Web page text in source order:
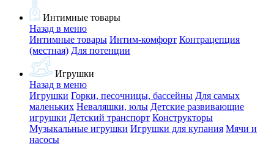
Интимные товары
Назад в меню
Интимные товары Интим-комфорт Контрацепция
(местная) Для потенции
Игрушки
Назад в меню
Игрушки Горки, песочницы, бассейны Для самых
маленьких Неваляшки, юлы Детские развивающие
игрушки Детский транспорт Конструкторы
Музыкальные игрушки Игрушки для купания Мячи и
насосы